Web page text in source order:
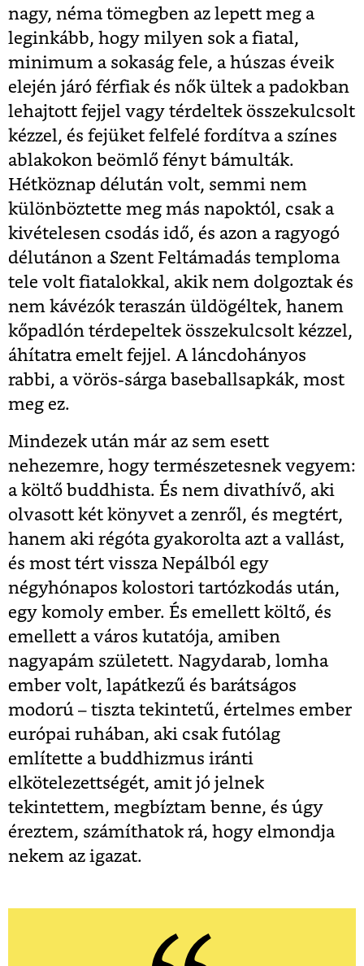
nagy, néma tömegben az lepett meg a
leginkább, hogy milyen sok a fiatal,
minimum a sokaság fele, a húszas éveik
elején járó férfiak és nők ültek a padokban
lehajtott fejjel vagy térdeltek összekulcsolt
kézzel, és fejüket felfelé fordítva a színes
ablakokon beömlő fényt bámulták.
Hétköznap délután volt, semmi nem
különböztette meg más napoktól, csak a
kivételesen csodás idő, és azon a ragyogó
délutánon a Szent Feltámadás temploma
tele volt fiatalokkal, akik nem dolgoztak és
nem kávézók teraszán üldögéltek, hanem
kőpadlón térdepeltek összekulcsolt kézzel,
áhítatra emelt fejjel. A láncdohányos
rabbi, a vörös-sárga baseballsapkák, most
meg ez.
Mindezek után már az sem esett
nehezemre, hogy természetesnek vegyem:
a költő buddhista. És nem divathívő, aki
olvasott két könyvet a zenről, és megtért,
hanem aki régóta gyakorolta azt a vallást,
és most tért vissza Nepálból egy
négyhónapos kolostori tartózkodás után,
egy komoly ember. És emellett költő, és
emellett a város kutatója, amiben
nagyapám született. Nagydarab, lomha
ember volt, lapátkezű és barátságos
modorú – tiszta tekintetű, értelmes ember
európai ruhában, aki csak futólag
említette a buddhizmus iránti
elkötelezettségét, amit jó jelnek
tekintettem, megbíztam benne, és úgy
éreztem, számíthatok rá, hogy elmondja
nekem az igazat.